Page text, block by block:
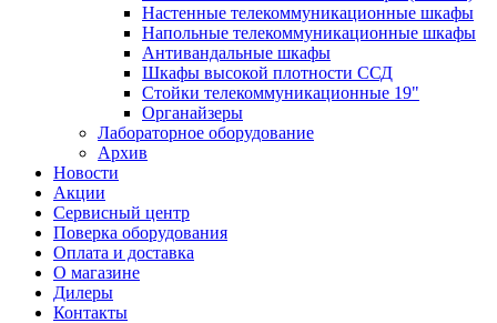
Настенные телекоммуникационные шкафы
Напольные телекоммуникационные шкафы
Антивандальные шкафы
Шкафы высокой плотности ССД
Стойки телекоммуникационные 19"
Органайзеры
Лабораторное оборудование
Архив
Новости
Акции
Сервисный центр
Поверка оборудования
Оплата и доставка
О магазине
Дилеры
Контакты